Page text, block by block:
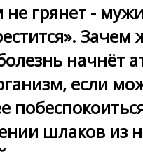
не грянет -
Зачем
начнёт
если
шлаков из